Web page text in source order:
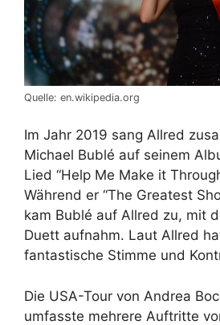
Quelle: en.wikipedia.org
Im Jahr 2019 sang Allred
Michael Bublé auf seinem
Lied “Help Me Make it
Während er “The Greatest
kam Bublé auf Allred zu, mit
Duett aufnahm. Laut Allred
fantastische Stimme und
Die USA-Tour von Andrea
umfasste mehrere Auftritte